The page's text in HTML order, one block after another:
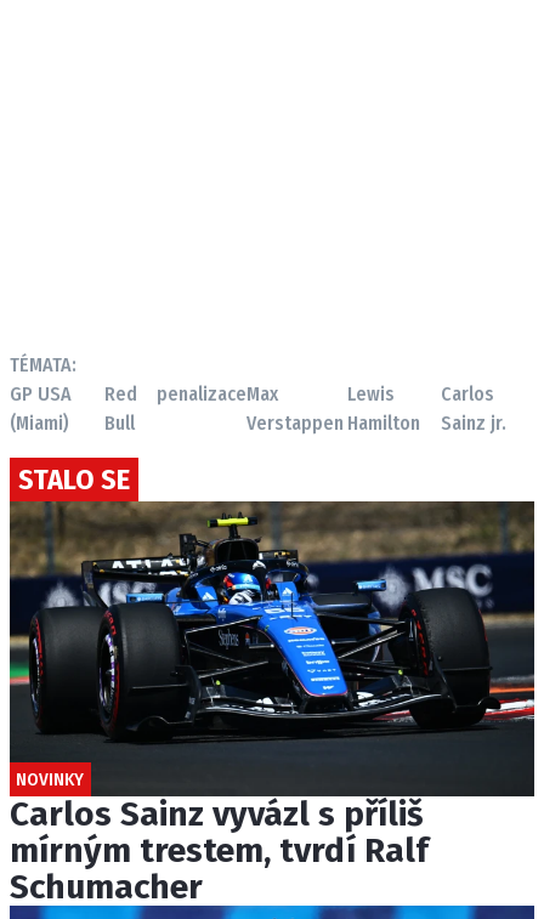
TÉMATA:
GP USA
(Miami)
Red
Bull
penalizaceMax
Verstappen
Lewis
Hamilton
Carlos
Sainz jr.
STALO SE
NOVINKY
Carlos Sainz vyvázl s příliš
mírným trestem, tvrdí Ralf
Schumacher